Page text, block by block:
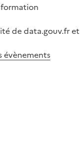
de data.gouv.fr
évènements